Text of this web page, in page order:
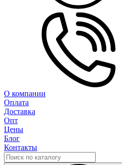
О компании
Оплата
Доставка
Опт
Цены
Блог
Контакты